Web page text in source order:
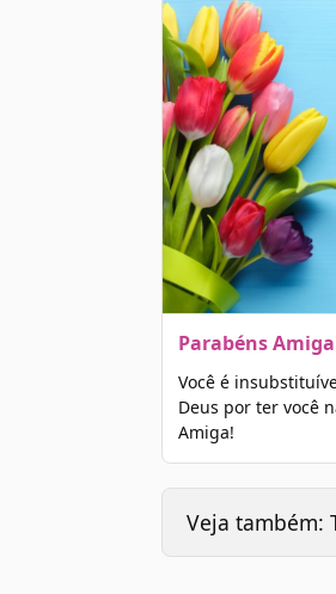
Parabéns Amiga
Você é
Deus por ter você
Amiga!
Veja também: